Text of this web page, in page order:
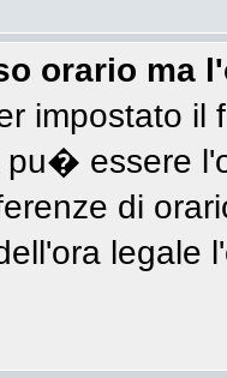
orario ma
impostato
pu� essere
di
legale